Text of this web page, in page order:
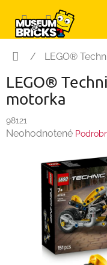
obsah
Domov
/ LEGO®
LEGO®
motorka
98121
Priemerné
produktu
hviezdičiek.
Neohodnotené